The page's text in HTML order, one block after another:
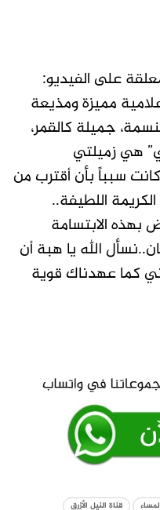
على الفيديو:
مميزة ومذيعة
جميلة كالقمر،
هي زميلتي
سبباً بأن أقترب من
اللطيفة..
الابتسامة
الله يا هبة أن
كما عهدناك قوية
قناة النيل الأزرق